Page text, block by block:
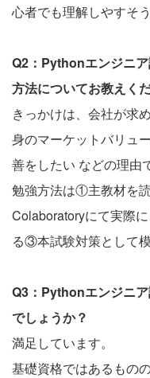
心者でも理解しやすそう
Q2：Pythonエンジニ
方法についてお教えくだ
きっかけは、会社が求
身のマーケットバリュ
善をしたい などの理由
勉強方法は①主教材を
Colaboratoryにて実際
る③本試験対策として
Q3：Pythonエンジニ
でしょうか？
満足しています。
基礎資格ではあるもの